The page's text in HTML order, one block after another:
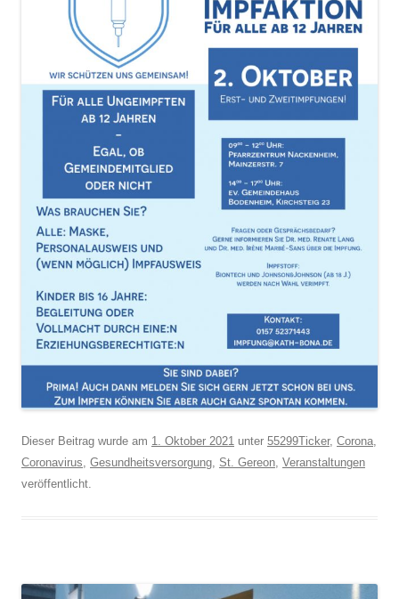
Dieser Beitrag wurde am 1. Oktober 2021 unter 55299Ticker, Corona,
Coronavirus, Gesundheitsversorgung, St. Gereon, Veranstaltungen
veröffentlicht.